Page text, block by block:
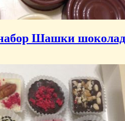
Шашки